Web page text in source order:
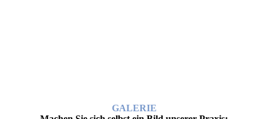
GALERIE